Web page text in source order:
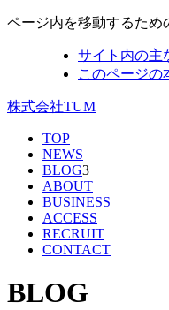
ページ内を移動するため
サイト内の主
このページの
株式会社TUM
TOP
NEWS
BLOG3
ABOUT
BUSINESS
ACCESS
RECRUIT
CONTACT
BLOG